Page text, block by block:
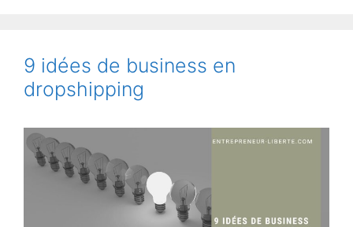
9 idées de business en
dropshipping